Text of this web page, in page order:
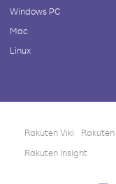
Windows PC
Mac
Linux
Rakuten Viki
Rakuten Insight